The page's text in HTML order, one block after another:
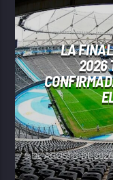
LA
2026
5 DE AGOSTO DE 2026